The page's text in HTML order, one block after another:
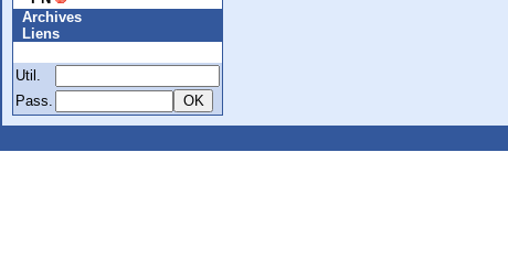
Archives
Liens
Util.
Pass.